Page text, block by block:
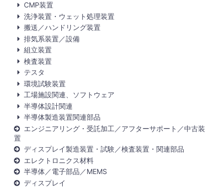
CMP装置
洗浄装置・ウェット処理装置
搬送／ハンドリング装置
排気系装置／設備
組立装置
検査装置
テスタ
環境試験装置
工場施設関連、ソフトウェア
半導体設計関連
半導体製造装置関連部品
エンジニアリング・受託加工／アフターサポート／中古装
置
ディスプレイ製造装置・試験／検査装置・関連部品
エレクトロニクス材料
半導体／電子部品／MEMS
ディスプレイ